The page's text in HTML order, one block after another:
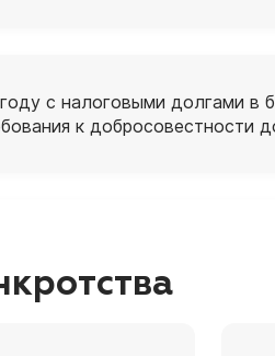
с налоговыми долгами в
к добросовестности